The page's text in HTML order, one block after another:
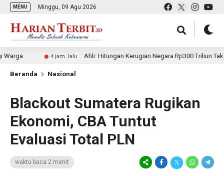
MENU Minggu, 09 Agu 2026
4 jam lalu Ahli: Hitungan Kerugian Negara Rp300 Triliun Tak
Beranda Nasional
Blackout Sumatera Rugikan
Ekonomi, CBA Tuntut
Evaluasi Total PLN
waktu baca 2 menit